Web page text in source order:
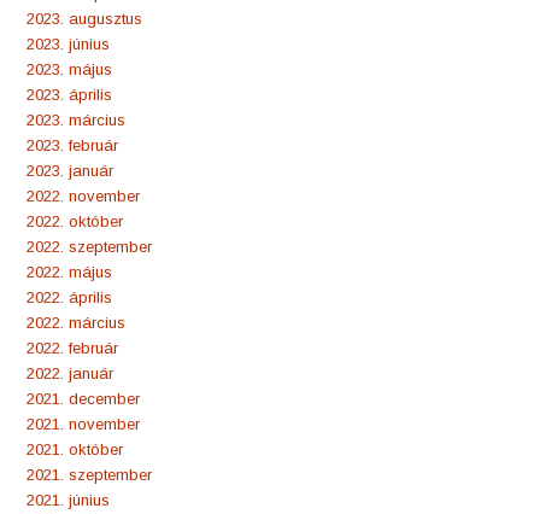
2023. augusztus
2023. június
2023. május
2023. április
2023. március
2023. február
2023. január
2022. november
2022. október
2022. szeptember
2022. május
2022. április
2022. március
2022. február
2022. január
2021. december
2021. november
2021. október
2021. szeptember
2021. június